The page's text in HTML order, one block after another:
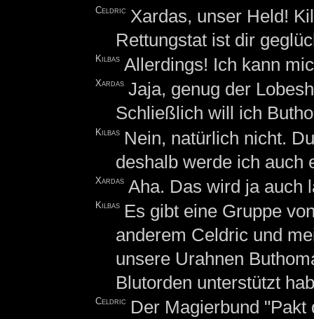
Celdric Xardas, unser Held!
Rettungstat ist dir
Kilbas Allerdings! Ich kann
Xardas Jaja, genug der
Schließlich will ich
Kilbas Nein, natürlich nicht.
deshalb werde ich auch
Xardas Aha. Das wird ja auch
Kilbas Es gibt eine Gruppe
anderem Celdric und
unsere Urahnen
Blutorden unterstützt
Celdric
Der Magierbund "Pakt